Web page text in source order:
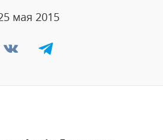
мая 2015